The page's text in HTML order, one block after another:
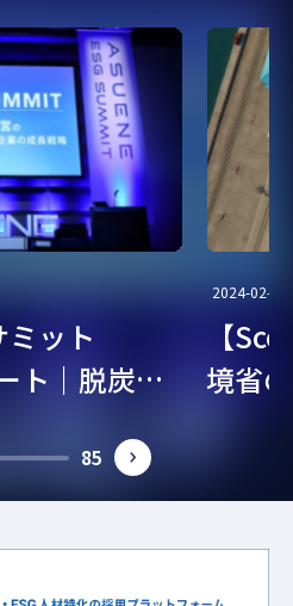
ミット
ト｜脱炭
2024-02-07
【
境省
85 next